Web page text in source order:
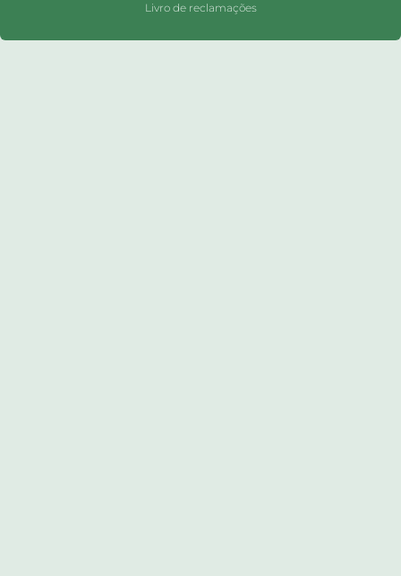
Livro de reclamações